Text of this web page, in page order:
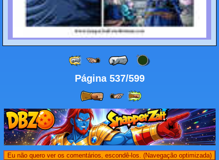
Página 537/599
Eu não quero ver os comentários, escondê-los. (Navegação optimizada)